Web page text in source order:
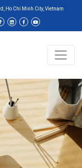
Ho Chi Minh City, Vietnam